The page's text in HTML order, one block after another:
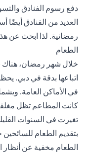
دفع رسوم الفنادق
العديد من الفنادق
رمضانية. لذا ابحث عن
الطعام
خلال شهر رمضان،
اتباعها بدقة في دبي.
في الأماكن العامة.
كانت المطاعم تظل
تغيرت في السنوات
بتقديم الطعام
الطعام مخفية عن أنظار